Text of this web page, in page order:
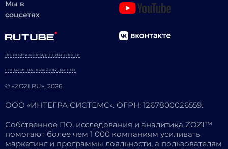
Мы в
соцсетях
© «ZOZI.RU», 2026
ПОЛИТИКА КОНФИДЕНЦИАЛЬНОСТИ
СОГЛАСИЕ НА ОБРАБОТКУ ДАННЫХ
ООО «ИНТЕГРА СИСТЕМС». ОГРН: 1267800026559.
Собственное ПО, исследования и аналитика ZOZI™
помогают более чем 1 000 компаниям усиливать
маркетинг и программы лояльности, а пользователям